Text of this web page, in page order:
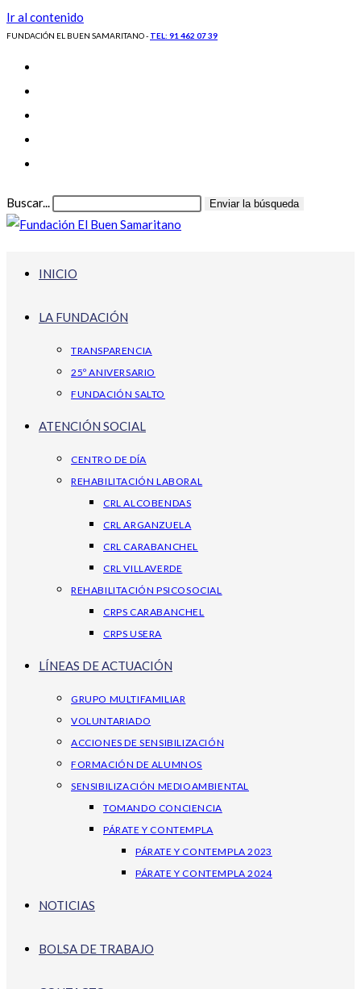
Ir al contenido
FUNDACIÓN EL BUEN SAMARITANO - TEL: 91 462 07 39
Buscar... Enviar la búsqueda
INICIO
LA FUNDACIÓN
TRANSPARENCIA
25º ANIVERSARIO
FUNDACIÓN SALTO
ATENCIÓN SOCIAL
CENTRO DE DÍA
REHABILITACIÓN LABORAL
CRL ALCOBENDAS
CRL ARGANZUELA
CRL CARABANCHEL
CRL VILLAVERDE
REHABILITACIÓN PSICOSOCIAL
CRPS CARABANCHEL
CRPS USERA
LÍNEAS DE ACTUACIÓN
GRUPO MULTIFAMILIAR
VOLUNTARIADO
ACCIONES DE SENSIBILIZACIÓN
FORMACIÓN DE ALUMNOS
SENSIBILIZACIÓN MEDIOAMBIENTAL
TOMANDO CONCIENCIA
PÁRATE Y CONTEMPLA
PÁRATE Y CONTEMPLA 2023
PÁRATE Y CONTEMPLA 2024
NOTICIAS
BOLSA DE TRABAJO